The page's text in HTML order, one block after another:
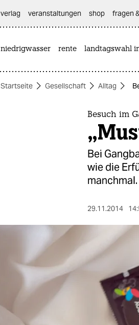
themen
berlin
wahrheit
verlag
veranstaltungen shop fragen
niedrigwasser rente landtagswahl
Startseite Gesellschaft Alltag
Besuch im
Bei
wie die
manchmal.
29.11.2014